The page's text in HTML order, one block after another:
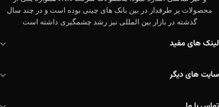
محصولات پر طرفدار در بین بانک های چینی بوده است و در چند سال
گذشته در بازار بین المللی نیز رشد چشمگیری داشته است
لینک های مفید
سایت های دیگر